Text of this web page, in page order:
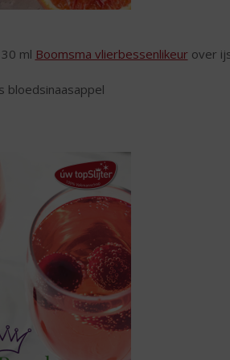
ml Boomsma vlierbessenlikeurover
bloedsinaasappel